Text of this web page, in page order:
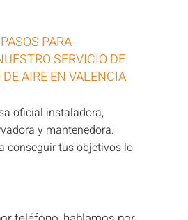
PARA
SERVICIO DE
AIRE EN VALENCIA
oficial instaladora,
y mantenedora.
conseguir tus objetivos lo